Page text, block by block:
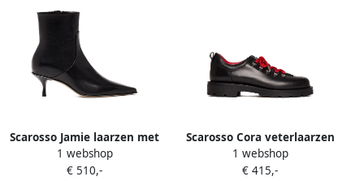
Scarosso Jamie laarzen met
puntige neus Zwart
1 webshop
€ 510,-
Scarosso Cora veterlaarzen
Zwart
1 webshop
€ 415,-